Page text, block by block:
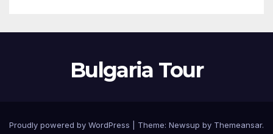
Bulgaria Tour
Proudly powered by WordPress Theme: Newsup by Themeansar.